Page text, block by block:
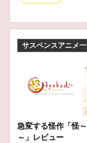
サスペンスアニメ
急変する怪作「怪
～」レビュー